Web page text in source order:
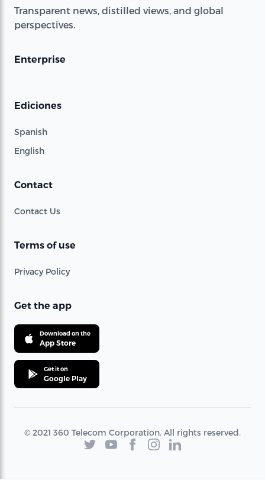
Transparent news, distilled views, and global
perspectives.
Enterprise
Ediciones
Spanish
English
Contact
Contact Us
Terms of use
Privacy Policy
Get the app
Download on the
App Store
Get it on
Google Play
© 2021 360 Telecom Corporation. All rights reserved.